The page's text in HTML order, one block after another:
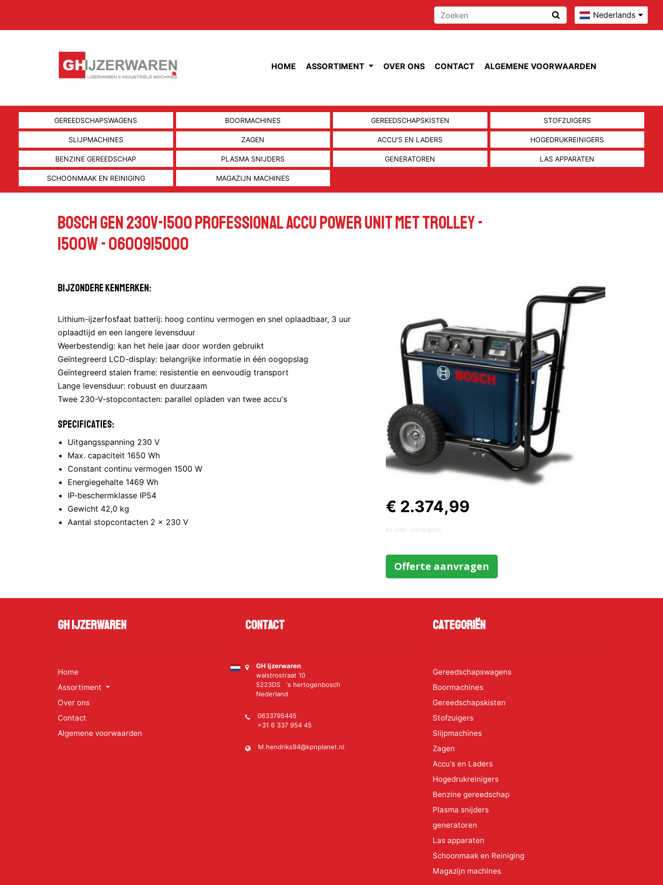
Nederlands
HOME ASSORTIMENT OVER ONS CONTACT ALGEMENE VOORWAARDEN
GEREEDSCHAPSWAGENS BOORMACHINES GEREEDSCHAPSKISTEN STOFZUIGERS
SLIJPMACHINES ZAGEN ACCU'S EN LADERS HOGEDRUKREINIGERS
BENZINE GEREEDSCHAP PLASMA SNIJDERS GENERATOREN LAS APPARATEN
SCHOONMAAK EN REINIGING MAGAZIJN MACHINES
Bosch GEN 230V-1500 Professional accu power unit met trolley -
1500W - 0600915000
€ 2.374,99
ex. btw / adviesprijs
Offerte aanvragen
Bijzondere kenmerken:
Lithium-ijzerfosfaat batterij: hoog continu vermogen en snel oplaadbaar, 3 uur
oplaadtijd en een langere levensduur
Weerbestendig: kan het hele jaar door worden gebruikt
Geïntegreerd LCD-display: belangrijke informatie in één oogopslag
Geïntegreerd stalen frame: resistentie en eenvoudig transport
Lange levensduur: robuust en duurzaam
Twee 230-V-stopcontacten: parallel opladen van twee accu's
Specificaties:
Uitgangsspanning 230 V
Max. capaciteit 1650 Wh
Constant continu vermogen 1500 W
Energiegehalte 1469 Wh
IP-beschermklasse IP54
Gewicht 42,0 kg
Aantal stopcontacten 2 x 230 V
GH Ijzerwaren
Home
Assortiment
Over ons
Contact
Algemene voorwaarden
Contact
GH Ijzerwaren
walstrostraat 10
5223DS 's hertogenbosch
Nederland
0633795445
+31 6 337 954 45
M.hendriks94@kpnplanet.nl
Categoriën
Gereedschapswagens
Boormachines
Gereedschapskisten
Stofzuigers
Slijpmachines
Zagen
Accu's en Laders
Hogedrukreinigers
Benzine gereedschap
Plasma snijders
generatoren
Las apparaten
Schoonmaak en Reiniging
Magazijn machines